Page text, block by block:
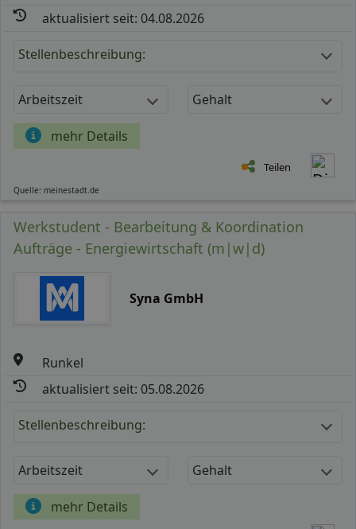
aktualisiert seit: 04.08.2026
Stellenbeschreibung:
Arbeitszeit Gehalt
mehr Details
Teilen
Quelle: meinestadt.de
Werkstudent - Bearbeitung & Koordination
Aufträge - Energiewirtschaft (m|w|d)
Syna GmbH
Runkel
aktualisiert seit: 05.08.2026
Stellenbeschreibung:
Arbeitszeit Gehalt
mehr Details